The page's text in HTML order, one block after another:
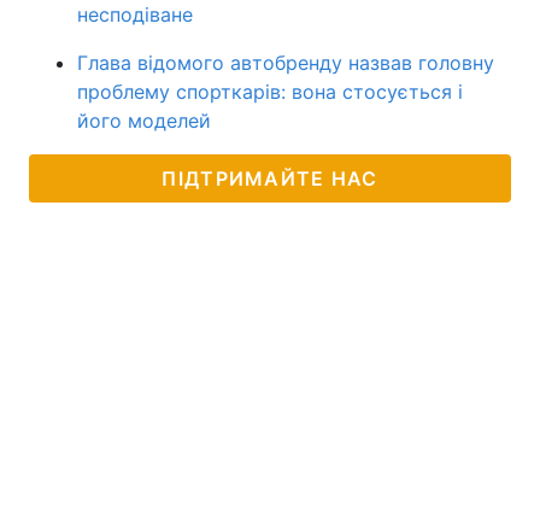
несподіване
Глава відомого автобренду назвав головну
проблему спорткарів: вона стосується і
його моделей
ПІДТРИМАЙТЕ НАС